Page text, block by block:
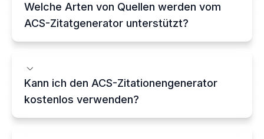
Welche Arten von Quellen werden vom
ACS-Zitatgenerator unterstützt?
Kann ich den ACS-Zitationengenerator
kostenlos verwenden?